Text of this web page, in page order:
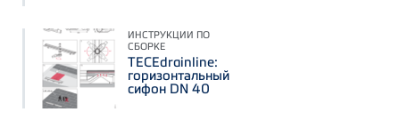
ИНСТРУКЦИИ ПО
СБОРКЕ
TECEdrainline:
горизонтальный
сифон DN 40